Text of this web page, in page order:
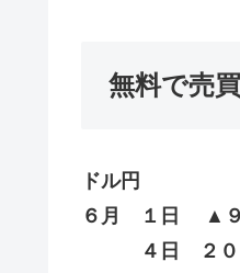
無料で売
ドル円
６月 １日 ▲９
４日 ２０